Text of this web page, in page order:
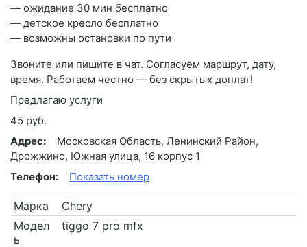
— ожидание 30 мин бесплатно
— детское кресло бесплатно
— возможны остановки по пути
Звоните или пишите в чат. Согласуем маршрут, дату,
время. Работаем честно — без скрытых доплат!
Предлагаю услуги
45 руб.
Адрес:
Московская Область, Ленинский Район,
Дрожжино, Южная улица, 16 корпус 1
Телефон:
Показать номер
Марка
Chery
Модел
ь
tiggo 7 pro mfx